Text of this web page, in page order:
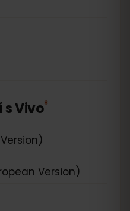
sVivo*
Version)